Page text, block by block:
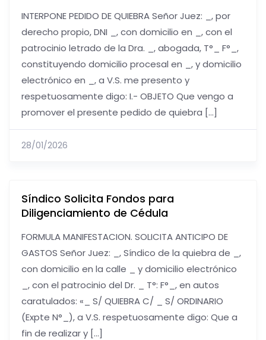
INTERPONE PEDIDO DE QUIEBRA Señor Juez: _, por
derecho propio, DNI _, con domicilio en _, con el
patrocinio letrado de la Dra. _, abogada, T°_ F°_,
constituyendo domicilio procesal en _, y domicilio
electrónico en _, a V.S. me presento y
respetuosamente digo: I.- OBJETO Que vengo a
promover el presente pedido de quiebra […]
28/01/2026
Síndico Solicita Fondos para
Diligenciamiento de Cédula
FORMULA MANIFESTACION. SOLICITA ANTICIPO DE
GASTOS Señor Juez: _, Síndico de la quiebra de _,
con domicilio en la calle _ y domicilio electrónico
_, con el patrocinio del Dr. _ T°: F°_, en autos
caratulados: «_ S/ QUIEBRA C/ _ S/ ORDINARIO
(Expte N°_), a V.S. respetuosamente digo: Que a
fin de realizar y […]